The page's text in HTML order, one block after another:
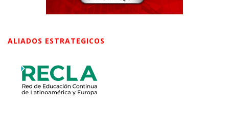
ALIADOS ESTRATEGICOS